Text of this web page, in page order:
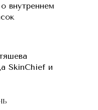
внутреннем
SkinChief и